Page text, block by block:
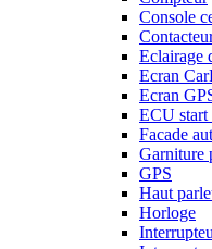
Console
Eclairage
Ecran
Ecran
ECU start
Facade
Garniture
GPS
Haut
Horloge